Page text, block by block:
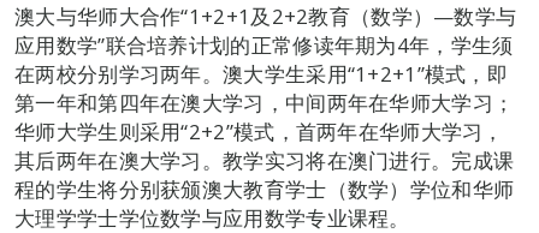
澳大与华师大合作“1+2+1及2+2教育（数学）—数学与
应用数学”联合培养计划的正常修读年期为4年，学生须
在两校分别学习两年。澳大学生采用“1+2+1”模式，即
第一年和第四年在澳大学习，中间两年在华师大学习；
华师大学生则采用“2+2”模式，首两年在华师大学习，
其后两年在澳大学习。教学实习将在澳门进行。完成课
程的学生将分别获颁澳大教育学士（数学）学位和华师
大理学学士学位数学与应用数学专业课程。